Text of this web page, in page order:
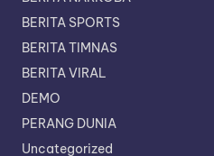
BERITA SPORTS
BERITA TIMNAS
BERITA VIRAL
DEMO
PERANG DUNIA
Uncategorized